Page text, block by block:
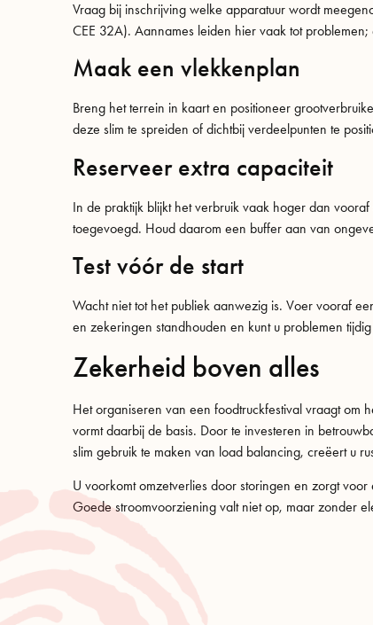
Vraag bij inschrijving welke apparatuur wordt
CEE 32A). Aannames leiden hier vaak tot
Maak een vlekkenplan
Breng het terrein in kaart en positioneer
deze slim te spreiden of dichtbij verdeelpunten te
Reserveer extra capaciteit
In de praktijk blijkt het verbruik vaak hoger dan
toegevoegd. Houd daarom een buffer aan van
Test vóór de start
Wacht niet tot het publiek aanwezig is. Voer vooraf
en zekeringen standhouden en kunt u problemen
Zekerheid boven alles
Het organiseren van een foodtruckfestival vraagt om
vormt daarbij de basis. Door te investeren in
slim gebruik te maken van load balancing, creëert u
U voorkomt omzetverlies door storingen en zorgt
Goede stroomvoorziening valt niet op, maar zonder